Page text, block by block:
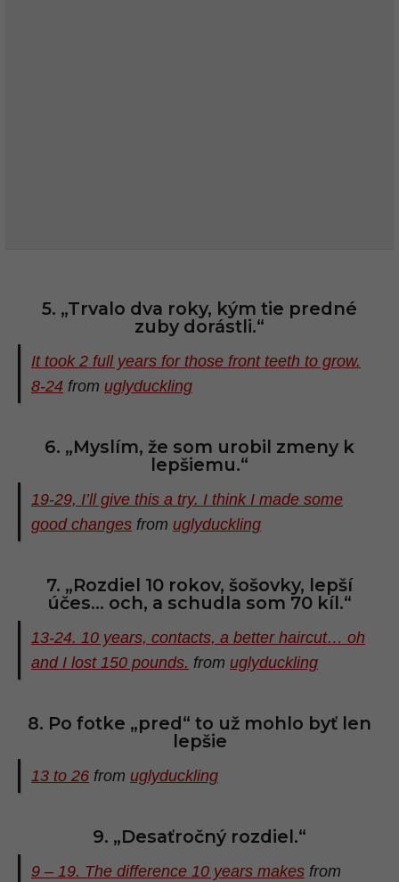
5. „Trvalo dva roky, kým tie predné
zuby dorástli.“
It took 2 full years for those front teeth to grow.
8-24 from uglyduckling
6. „Myslím, že som urobil zmeny k
lepšiemu.“
19-29, I’ll give this a try. I think I made some
good changes from uglyduckling
7. „Rozdiel 10 rokov, šošovky, lepší
účes… och, a schudla som 70 kíl.“
13-24. 10 years, contacts, a better haircut… oh
and I lost 150 pounds. from uglyduckling
8. Po fotke „pred“ to už mohlo byť len
lepšie
13 to 26 from uglyduckling
9. „Desaťročný rozdiel.“
9 – 19. The difference 10 years makes from